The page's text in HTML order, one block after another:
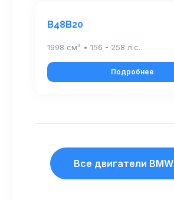
B48B20
1998 см³ • 156 - 258 л.с.
Подробнее
Все двигатели BMW